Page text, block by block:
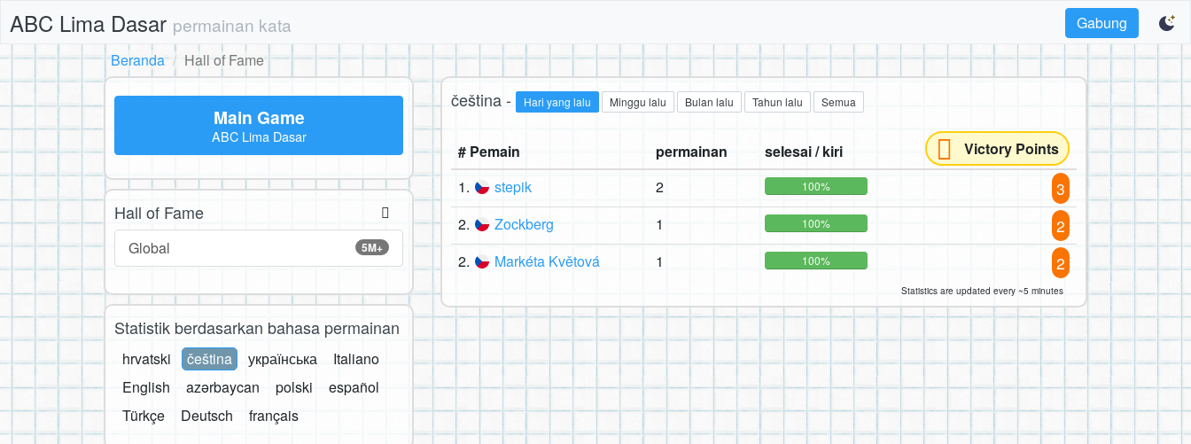
ABC Lima Dasar permainan kata
Gabung
Beranda
Hall of Fame
čeština - Hari yang lalu Minggu lalu Bulan lalu Tahun lalu Semua
# Pemain permainan selesai / kiri
Victory Points
1.
stepik 2 100% 3
2. Zockberg 1 100% 2
2. Markéta Květová 1 100% 2
Statistics are updated every ~5 minutes
Main Game
ABC Lima Dasar
Hall of Fame
5M+
Global
Statistik berdasarkan bahasa permainan
hrvatski čeština українська
Italiano
English
azərbaycan polski
español
Türkçe
Deutsch français